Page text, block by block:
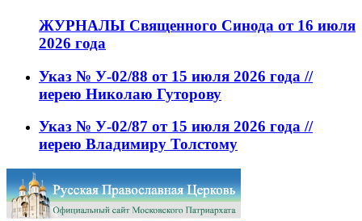
ЖУРНАЛЫ Священного Синода от 16 июля
2026 года
Указ № У-02/88 от 15 июля 2026 года //
иерею Николаю Гуторову
Указ № У-02/87 от 15 июля 2026 года //
иерею Владимиру Толстому